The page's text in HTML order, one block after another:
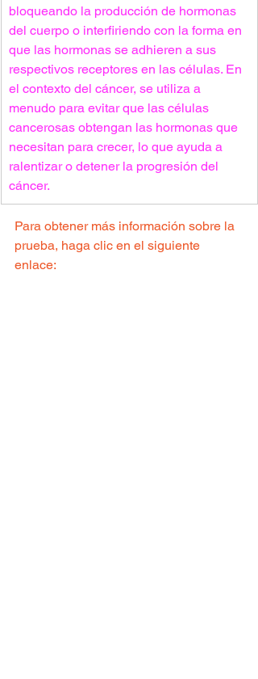
bloqueando la producción de hormonas
del cuerpo o interfiriendo con la forma en
que las hormonas se adhieren a sus
respectivos receptores en las células. En
el contexto del cáncer, se utiliza a
menudo para evitar que las células
cancerosas obtengan las hormonas que
necesitan para crecer, lo que ayuda a
ralentizar o detener la progresión del
cáncer.
Para obtener más información sobre la
prueba, haga clic en el siguiente
enlace: